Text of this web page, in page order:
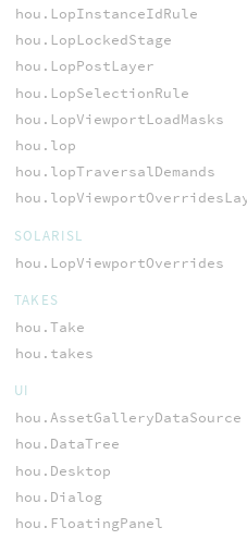
hou.LopInstanceIdRule
hou.LopLockedStage
hou.LopPostLayer
hou.LopSelectionRule
hou.LopViewportLoadMasks
hou.lop
hou.lopTraversalDemands
SOLARISL
hou.LopViewportOverrides
TAKES
hou.Take
hou.takes
UI
hou.AssetGalleryDataSource
hou.DataTree
hou.Desktop
hou.Dialog
hou.FloatingPanel